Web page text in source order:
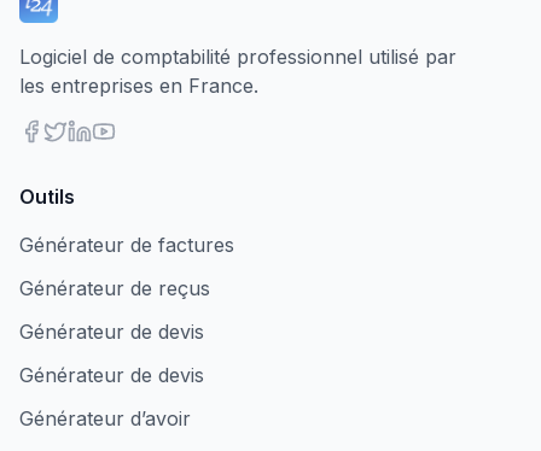
Logiciel de comptabilité professionnel utilisé par
les entreprises en France.
Outils
Générateur de factures
Générateur de reçus
Générateur de devis
Générateur de devis
Générateur d’avoir